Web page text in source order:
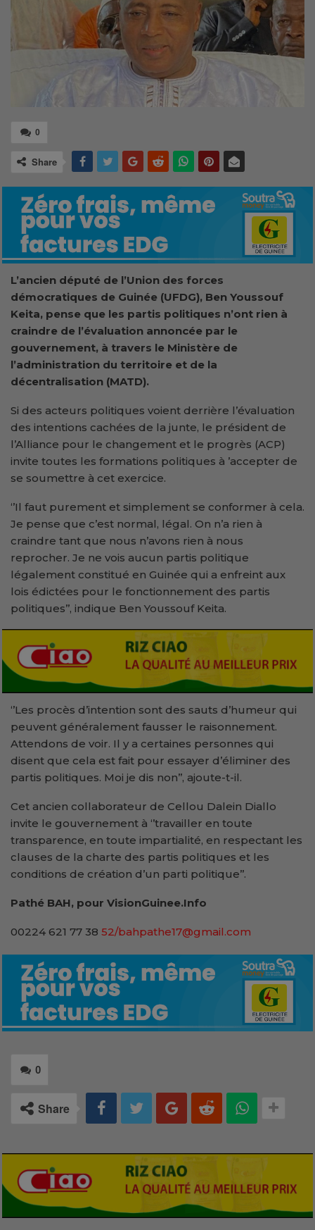
0
Share
L’ancien député de l’Union des forces
démocratiques de Guinée (UFDG), Ben Youssouf
Keita, pense que les partis politiques n’ont rien à
craindre de l’évaluation annoncée par le
gouvernement, à travers le Ministère de
l’administration du territoire et de la
décentralisation (MATD).
Si des acteurs politiques voient derrière l’évaluation
des intentions cachées de la junte, le président de
l’Alliance pour le changement et le progrès (ACP)
invite toutes les formations politiques à ’accepter de
se soumettre à cet exercice.
‘’Il faut purement et simplement se conformer à cela.
Je pense que c’est normal, légal. On n’a rien à
craindre tant que nous n’avons rien à nous
reprocher. Je ne vois aucun partis politique
légalement constitué en Guinée qui a enfreint aux
lois édictées pour le fonctionnement des partis
politiques’’, indique Ben Youssouf Keita.
‘’Les procès d’intention sont des sauts d’humeur qui
peuvent généralement fausser le raisonnement.
Attendons de voir. Il y a certaines personnes qui
disent que cela est fait pour essayer d’éliminer des
partis politiques. Moi je dis non’’, ajoute-t-il.
Cet ancien collaborateur de Cellou Dalein Diallo
invite le gouvernement à ‘’travailler en toute
transparence, en toute impartialité, en respectant les
clauses de la charte des partis politiques et les
conditions de création d’un parti politique’’.
Pathé BAH, pour VisionGuinee.Info
00224 621 77 38 52/bahpathe17@gmail.com
0
Share